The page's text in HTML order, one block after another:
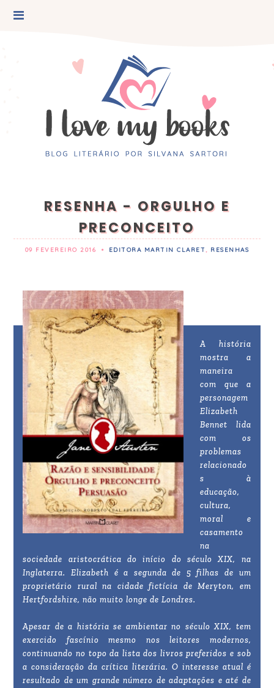
RESENHA - ORGULHO E
PRECONCEITO
09 FEVEREIRO 2016 • EDITORA MARTIN CLARET, RESENHAS
A história
mostra a
maneira
com que a
personagem
Elizabeth
Bennet lida
com os
problemas
relacionado
s à
educação,
cultura,
moral e
casamento
na
sociedade aristocrática do início do século XIX, na
Inglaterra. Elizabeth é a segunda de 5 filhas de um
proprietário rural na cidade fictícia de Meryton, em
Hertfordshire, não muito longe de Londres.
Apesar de a história se ambientar no século XIX, tem
exercido fascínio mesmo nos leitores modernos,
continuando no topo da lista dos livros preferidos e sob
a consideração da crítica literária. O interesse atual é
resultado de um grande número de adaptações e até de